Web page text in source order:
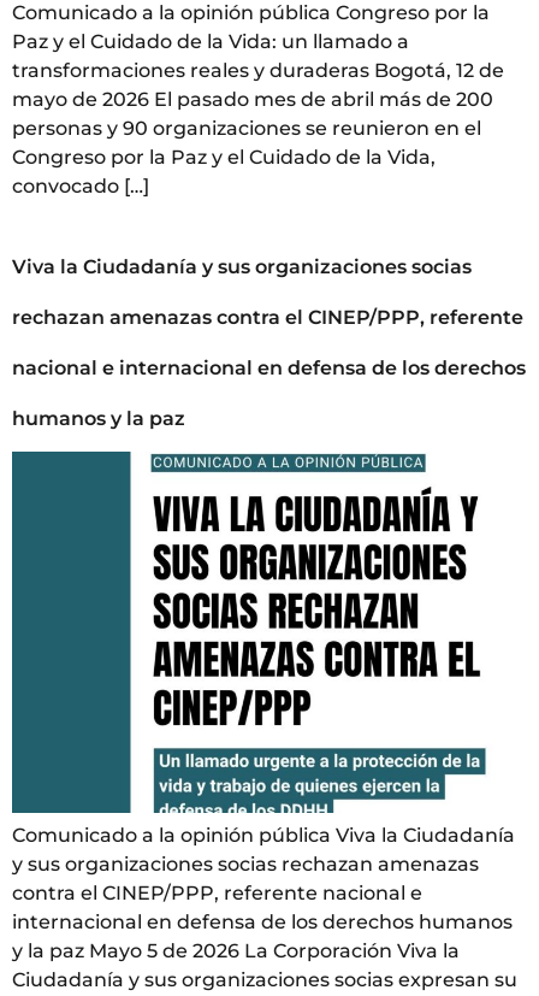
Comunicado a la opinión pública Congreso por la
Paz y el Cuidado de la Vida: un llamado a
transformaciones reales y duraderas Bogotá, 12 de
mayo de 2026 El pasado mes de abril más de 200
personas y 90 organizaciones se reunieron en el
Congreso por la Paz y el Cuidado de la Vida,
convocado […]
Viva la Ciudadanía y sus organizaciones socias
rechazan amenazas contra el CINEP/PPP, referente
nacional e internacional en defensa de los derechos
humanos y la paz
Comunicado a la opinión pública Viva la Ciudadanía
y sus organizaciones socias rechazan amenazas
contra el CINEP/PPP, referente nacional e
internacional en defensa de los derechos humanos
y la paz Mayo 5 de 2026 La Corporación Viva la
Ciudadanía y sus organizaciones socias expresan su